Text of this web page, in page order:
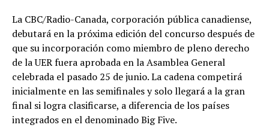
La CBC/Radio-Canada, corporación pública canadiense,
debutará en la próxima edición del concurso después de
que su incorporación como miembro de pleno derecho
de la UER fuera aprobada en la Asamblea General
celebrada el pasado 25 de junio. La cadena competirá
inicialmente en las semifinales y solo llegará a la gran
final si logra clasificarse, a diferencia de los países
integrados en el denominado Big Five.